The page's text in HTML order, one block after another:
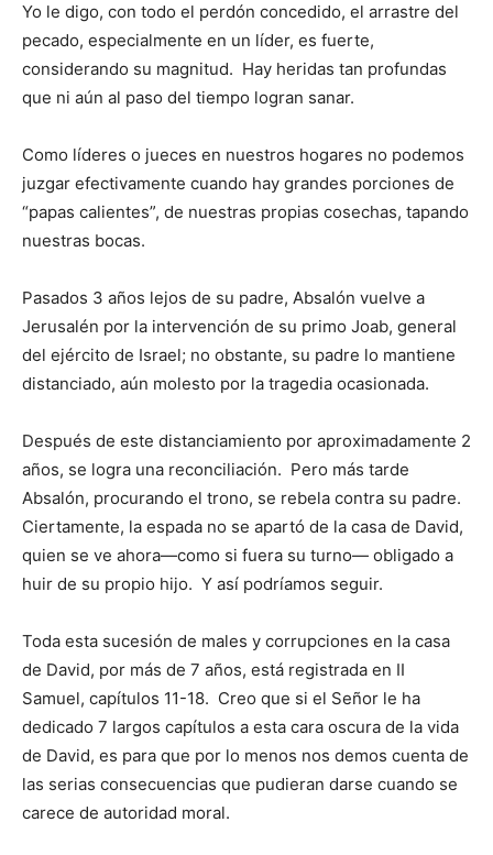
Yo le digo, con todo el perdón concedido, el arrastre del
pecado, especialmente en un líder, es fuerte,
considerando su magnitud. Hay heridas tan profundas
que ni aún al paso del tiempo logran sanar.
Como líderes o jueces en nuestros hogares no podemos
juzgar efectivamente cuando hay grandes porciones de
“papas calientes”, de nuestras propias cosechas, tapando
nuestras bocas.
Pasados 3 años lejos de su padre, Absalón vuelve a
Jerusalén por la intervención de su primo Joab, general
del ejército de Israel; no obstante, su padre lo mantiene
distanciado, aún molesto por la tragedia ocasionada.
Después de este distanciamiento por aproximadamente 2
años, se logra una reconciliación. Pero más tarde
Absalón, procurando el trono, se rebela contra su padre.
Ciertamente, la espada no se apartó de la casa de David,
quien se ve ahora—como si fuera su turno— obligado a
huir de su propio hijo. Y así podríamos seguir.
Toda esta sucesión de males y corrupciones en la casa
de David, por más de 7 años, está registrada en II
Samuel, capítulos 11-18. Creo que si el Señor le ha
dedicado 7 largos capítulos a esta cara oscura de la vida
de David, es para que por lo menos nos demos cuenta de
las serias consecuencias que pudieran darse cuando se
carece de autoridad moral.